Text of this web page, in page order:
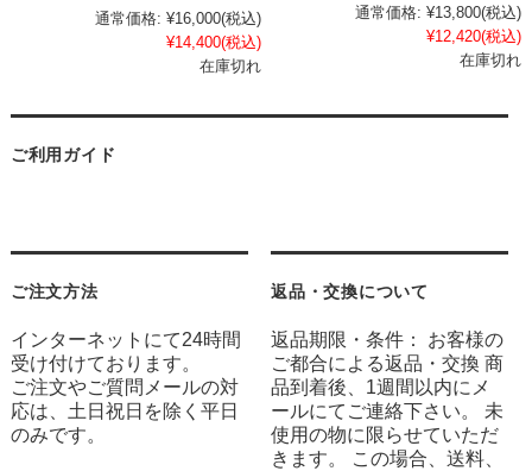
通常価格: ¥16,000(税込)
¥14,400(税込)
在庫切れ
通常価格: ¥13,800(税込)
¥12,420(税込)
在庫切れ
ご利用ガイド
ご注文方法
インターネットにて24時間
受け付けております。
ご注文やご質問メールの対
応は、土日祝日を除く平日
のみです。
返品・交換について
返品期限・条件： お客様の
ご都合による返品・交換 商
品到着後、1週間以内にメ
ールにてご連絡下さい。 未
使用の物に限らせていただ
きます。 この場合、送料、